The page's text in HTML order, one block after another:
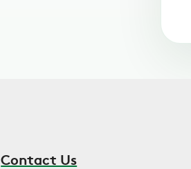
Contact Us